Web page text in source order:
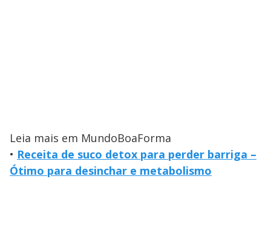
Leia mais em MundoBoaForma
• Receita de suco detox para perder barriga –
Ótimo para desinchar e metabolismo